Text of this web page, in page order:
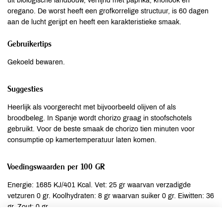
oregano. De worst heeft een grofkorrelige structuur, is 60 dagen
aan de lucht gerijpt en heeft een karakteristieke smaak.
Gebruikertips
Gekoeld bewaren.
Suggesties
Heerlijk als voorgerecht met bijvoorbeeld olijven of als
broodbeleg. In Spanje wordt chorizo graag in stoofschotels
gebruikt. Voor de beste smaak de chorizo tien minuten voor
consumptie op kamertemperatuur laten komen.
Voedingswaarden per 100 GR
Energie: 1685 KJ/401 Kcal. Vet: 25 gr waarvan verzadigde
vetzuren 0 gr. Koolhydraten: 8 gr waarvan suiker 0 gr. Eiwitten: 36
gr. Zout: 0 gr.